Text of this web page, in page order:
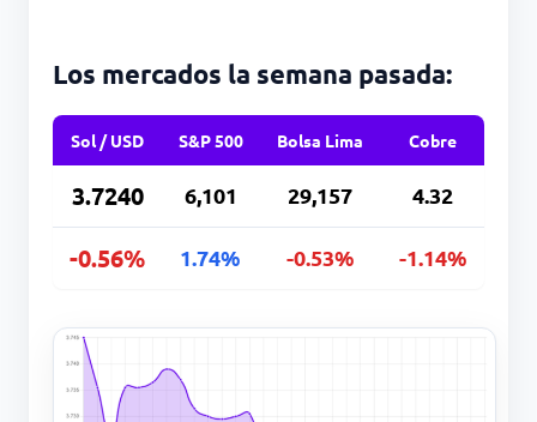
Los mercados la semana pasada:
Sol / USD S&P 500 Bolsa Lima Cobre
3.7240 6,101 29,157 4.32
-0.56% 1.74% -0.53% -1.14%